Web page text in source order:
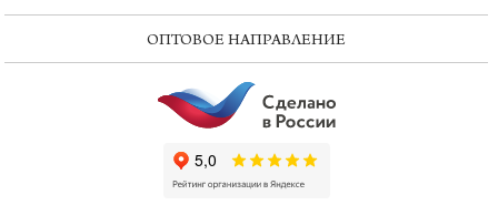
ОПТОВОЕ НАПРАВЛЕНИЕ